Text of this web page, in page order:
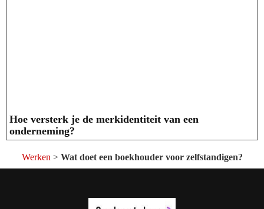
Hoe versterk je de merkidentiteit van een
onderneming?
Werken > Wat doet een boekhouder voor zelfstandigen?